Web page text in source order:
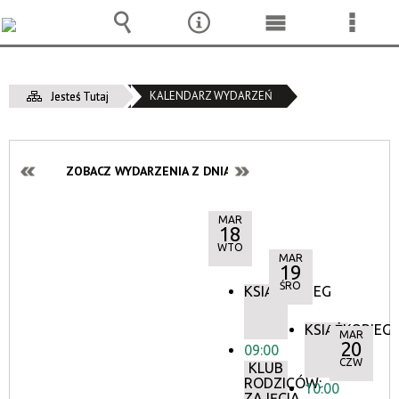
Jesteś Tutaj KALENDARZ WYDARZEŃ
ZOBACZ WYDARZENIA Z DNIA:
MAR
18
WTO
KSIĄŻKOBIEG
09:00
KLUB
RODZICÓW:
MAR
19
ŚRO
KSIĄŻKOBIEG
10:00
MAR
20
CZW
Wyszukiwarka
NarzędziaMenu
Menu